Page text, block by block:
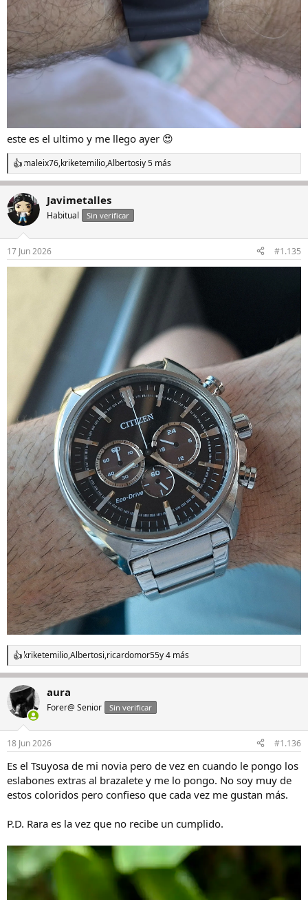
este es el ultimo y me llego ayer 😍
R
e
c
c
i
e
s
maleix76,kriketemilio,Albertosiy 5 más
Javimetalles
Habitual Sin verificar
17 Jun 2026 #1.135
R
e
c
c
i
e
:
kriketemilio,Albertosi,ricardomor55y 4 más
aura
Forer@ Senior Sin verificar
18 Jun 2026 #1.136
Es el Tsuyosa de mi novia pero de vez en cuando le pongo los
eslabones extras al brazalete y me lo pongo. No soy muy de
estos coloridos pero confieso que cada vez me gustan más.
P.D. Rara es la vez que no recibe un cumplido.